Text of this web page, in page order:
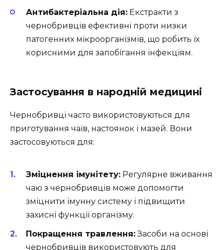
Антибактеріальна дія: Екстракти з
чернобривців ефективні проти низки
патогенних мікроорганізмів, що робить їх
корисними для запобігання інфекціям.
Застосування в народній медицині
Чернобривці часто використовуються для
приготування чаїв, настоянок і мазей. Вони
застосовуються для:
Зміцнення імунітету: Регулярне вживання
чаю з чернобривців може допомогти
зміцнити імунну систему і підвищити
захисні функції організму.
Покращення травлення:Засоби на основі
чернобривців використовують для